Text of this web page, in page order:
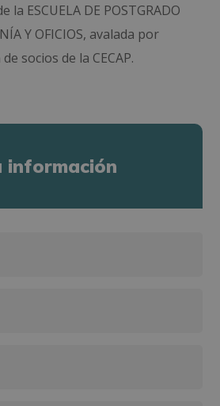
la ESCUELA DE POSTGRADO
Y OFICIOS, avalada por
socios de la CECAP.
información